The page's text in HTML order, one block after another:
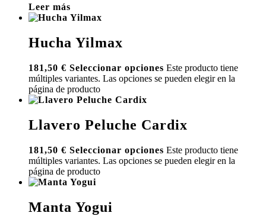
Leer más
Hucha Yilmax
181,50 € Seleccionar opciones Este producto tiene
múltiples variantes. Las opciones se pueden elegir en la
página de producto
Llavero Peluche Cardix
181,50 € Seleccionar opciones Este producto tiene
múltiples variantes. Las opciones se pueden elegir en la
página de producto
Manta Yogui